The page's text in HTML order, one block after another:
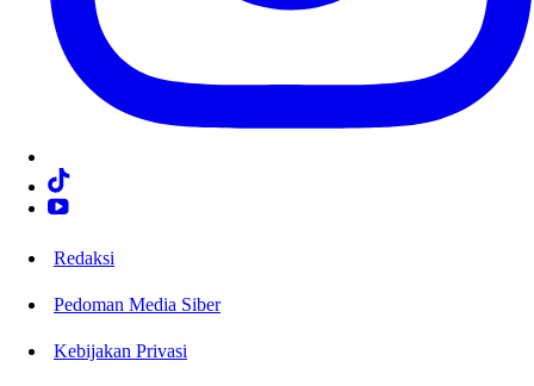
Redaksi
Pedoman Media Siber
Kebijakan Privasi